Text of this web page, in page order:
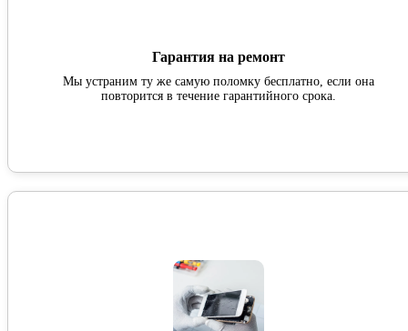
Гарантия на ремонт
Мы устраним ту же самую поломку бесплатно, если она
повторится в течение гарантийного срока.